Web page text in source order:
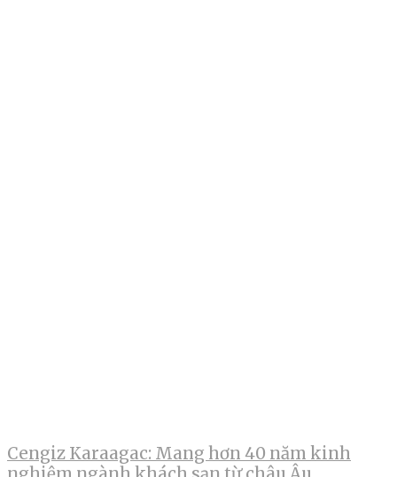
Cengiz Karaagac: Mang hơn 40 năm kinh